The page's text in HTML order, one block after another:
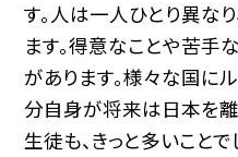
す。人は一人ひとり異な
ます。得意なことや苦手
があります。様々な国に
分自身が将来は日本を離
生徒も、きっと多いことで